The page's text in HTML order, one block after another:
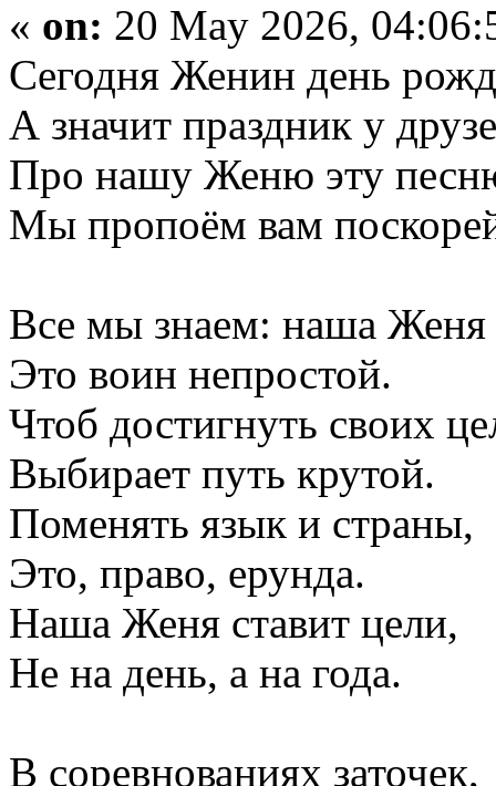
« on: 20 May 2026,
Сегодня Женин день
А значит праздник у
Про нашу Женю эту
Мы пропоём вам
Все мы знаем: наша
Это воин непростой.
Чтоб достигнуть своих
Выбирает путь крутой.
Поменять язык и страны,
Это, право, ерунда.
Наша Женя ставит цели,
Не на день, а на года.
В соревнованиях заточек,